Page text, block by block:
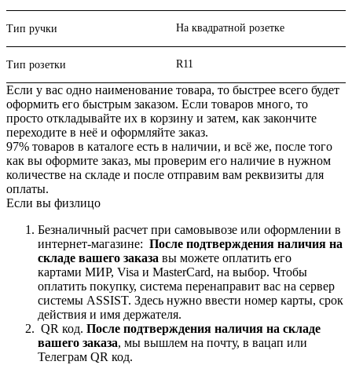
Тип ручки На квадратной розетке
Тип розетки R11
Если у вас одно наименование товара, то быстрее всего будет
оформить его быстрым заказом. Если товаров много, то
просто откладывайте их в корзину и затем, как закончите
переходите в неё и оформляйте заказ.
97% товаров в каталоге есть в наличии, и всё же, после того
как вы оформите заказ, мы проверим его наличие в нужном
количестве на складе и после отправим вам реквизиты для
оплаты.
Если вы физлицо
Безналичный расчет при самовывозе или оформлении в
интернет-магазине: После подтверждения наличия на
складе вашего заказа вы можете оплатить его
картами МИР, Visa и MasterCard, на выбор. Чтобы
оплатить покупку, система перенаправит вас на сервер
системы ASSIST. Здесь нужно ввести номер карты, срок
действия и имя держателя.
QR код. После подтверждения наличия на складе
вашего заказа, мы вышлем на почту, в вацап или
Телеграм QR код.